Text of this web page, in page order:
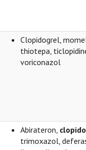
Clopidogrel,
thiotepa,
voriconazol
Abirateron,
trimoxazol,